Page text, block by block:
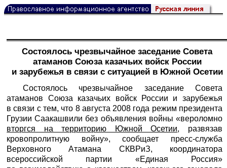
Состоялось чрезвычайное заседание Совета
атаманов Союза казачьих войск России
и зарубежья в связи с ситуацией в Южной Осетии
Состоялось чрезвычайное заседание Совета
атаманов Союза казачьих войск России и зарубежья
в связи с тем, что 8 августа 2008 года режим президента
Грузии Саакашвили без объявления войны «вероломно
вторгся на территорию Южной Осетии, развязав
кровопролитную войну», сообщает пресс-служба
Верховного Атамана СКВРиЗ, координатора
всероссийской партии «Единая Россия»